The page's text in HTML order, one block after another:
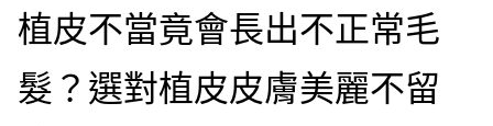
植皮不當竟會長出不正常毛
髮？選對植皮皮膚美麗不留